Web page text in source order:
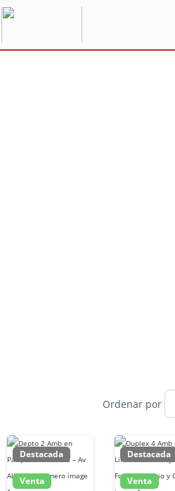
Ordenar por
Destacada
Venta
Destacada
Venta